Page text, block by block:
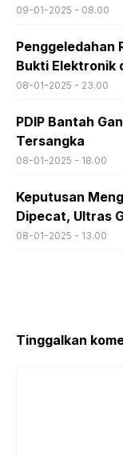
09-01-2025 - 08.00
Penggeledahan
Bukti Elektronik
08-01-2025 - 23.00
PDIP Bantah
Tersangka
08-01-2025 - 18.00
Keputusan
Dipecat, Ultras
08-01-2025 - 13.00
Tinggalkan